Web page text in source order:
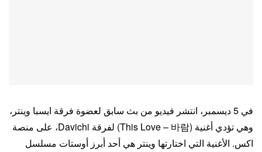
في 5 ديسمبر، انتشر فيديو من بث سابق لعضوة فرقة ايسبا وينتر،
وهي تؤدي أغنية (This Love – 바람) لفرقة Davichi، على منصة
اكس. الأغنية التي اختارتها وينتر هي أحد أبرز أوستات مسلسل